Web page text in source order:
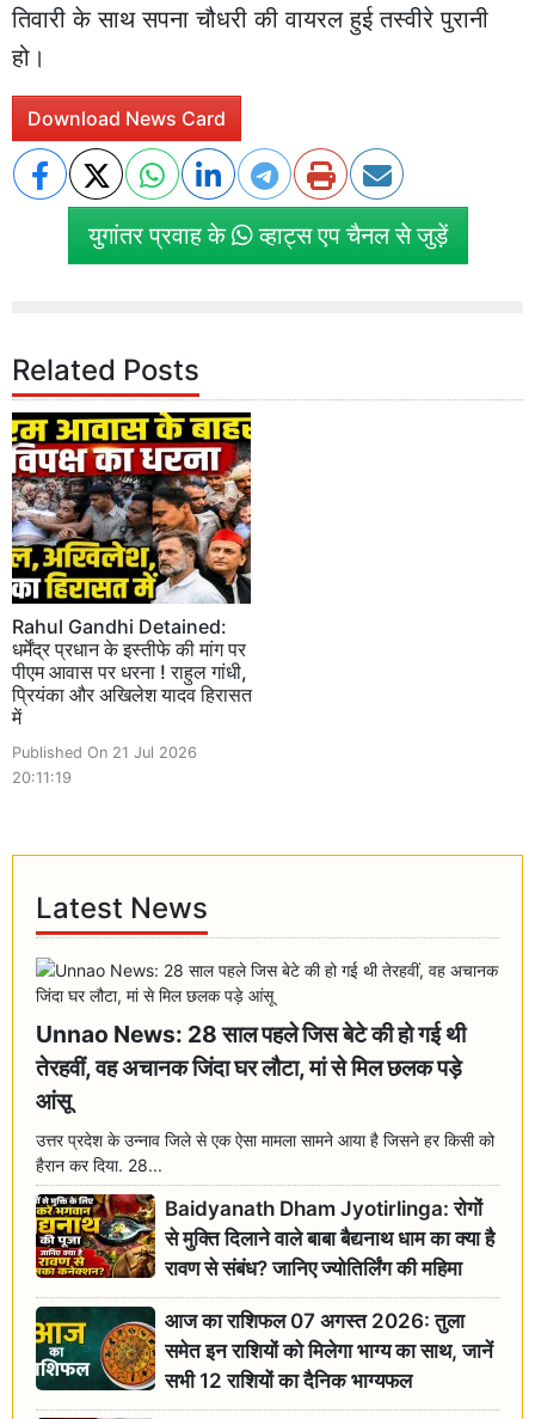
तिवारी के साथ सपना चौधरी की वायरल हुई तस्वीरे पुरानी
हो।
Download News Card
युगांतर प्रवाह के व्हाट्स एप चैनल से जुड़ें
Related Posts
Rahul Gandhi Detained:
धर्मेंद्र प्रधान के इस्तीफे की मांग पर
पीएम आवास पर धरना ! राहुल गांधी,
प्रियंका और अखिलेश यादव हिरासत
में
Published On 21 Jul 2026
20:11:19
Latest News
Unnao News: 28 साल पहले जिस बेटे की हो गई थी
तेरहवीं, वह अचानक जिंदा घर लौटा, मां से मिल छलक पड़े
आंसू
उत्तर प्रदेश के उन्नाव जिले से एक ऐसा मामला सामने आया है जिसने हर किसी को
हैरान कर दिया. 28...
Baidyanath Dham Jyotirlinga: रोगों
से मुक्ति दिलाने वाले बाबा बैद्यनाथ धाम का क्या है
रावण से संबंध? जानिए ज्योतिर्लिंग की महिमा
आज का राशिफल 07 अगस्त 2026: तुला
समेत इन राशियों को मिलेगा भाग्य का साथ, जानें
सभी 12 राशियों का दैनिक भाग्यफल